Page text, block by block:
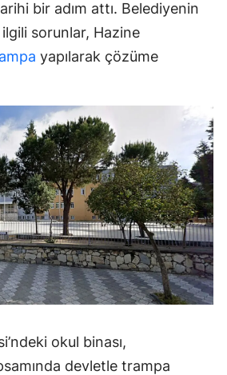
bir adım attı. Belediyenin
sorunlar, Hazine
yapılarak çözüme
okul binası,
devletle trampa